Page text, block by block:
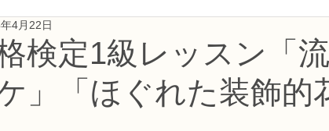
フラワーデザイナー資格検定1級コース
級コース フラワー装飾技能検定1級レッスン フラワー装
検定1級レッスン「
」「ほぐれた装飾的
4月22日